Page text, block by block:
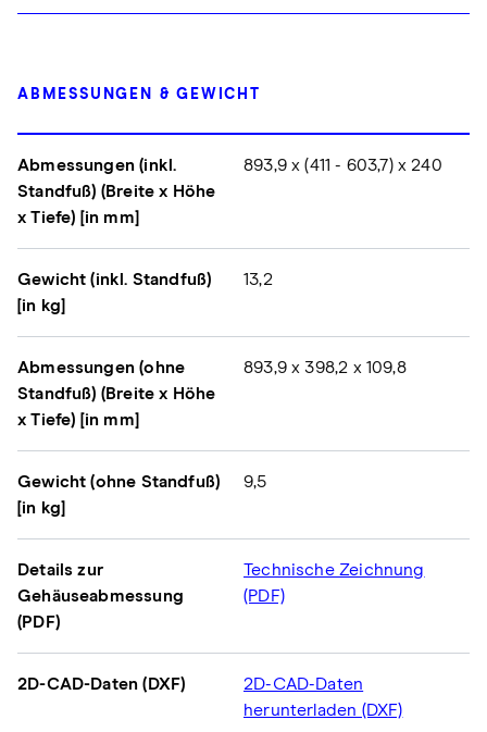
ABMESSUNGEN & GEWICHT
Abmessungen (inkl.
Standfuß) (Breite x Höhe
x Tiefe) [in mm]
893,9 x (411 - 603,7) x 240
Gewicht (inkl. Standfuß)
[in kg]
13,2
Abmessungen (ohne
Standfuß) (Breite x Höhe
x Tiefe) [in mm]
893,9 x 398,2 x 109,8
Gewicht (ohne Standfuß)
[in kg]
9,5
Details zur
Gehäuseabmessung
(PDF)
Technische Zeichnung
(PDF)
2D-CAD-Daten (DXF)
2D-CAD-Daten
herunterladen (DXF)